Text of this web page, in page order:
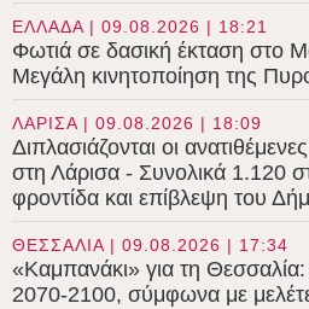
ΕΛΛΑΔΑ | 09.08.2026 | 18:21
Φωτιά σε δασική έκταση στο
Μεγάλη κινητοποίηση της
ΛΑΡΙΣΑ | 09.08.2026 | 18:09
Διπλασιάζονται οι
στη Λάρισα - Συνολικά 1.120
φροντίδα και επίβλεψη του
ΘΕΣΣΑΛΙΑ | 09.08.2026 | 17:34
«Καμπανάκι» για τη
2070-2100, σύμφωνα με